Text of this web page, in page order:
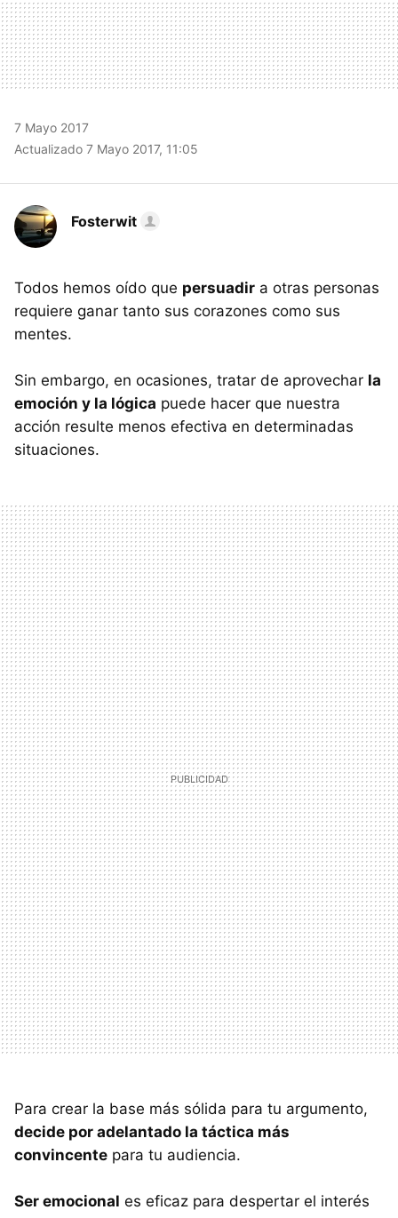
7 Mayo 2017
Actualizado 7 Mayo 2017, 11:05
Fosterwit
Todos hemos oído que persuadir a otras personas
requiere ganar tanto sus corazones como sus
mentes.
Sin embargo, en ocasiones, tratar de aprovechar la
emoción y la lógica puede hacer que nuestra
acción resulte menos efectiva en determinadas
situaciones.
Para crear la base más sólida para tu argumento,
decide por adelantado la táctica más
convincente para tu audiencia.
Ser emocional es eficaz para despertar el interés